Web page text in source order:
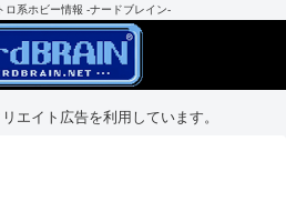
ロ系ホビー情報 -ナードブレイン-
エイト広告を利用しています。